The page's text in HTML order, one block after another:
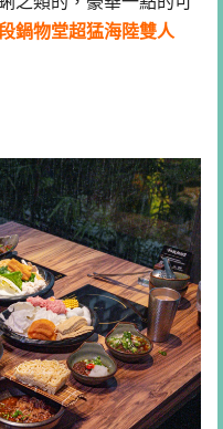
鍋物堂超猛海陸雙人